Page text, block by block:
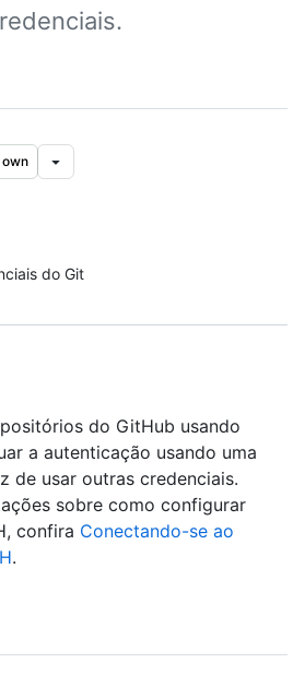
do Git
do GitHub usando
a autenticação usando uma
de usar outras credenciais.
sobre como configurar
confira Conectando-se ao
.